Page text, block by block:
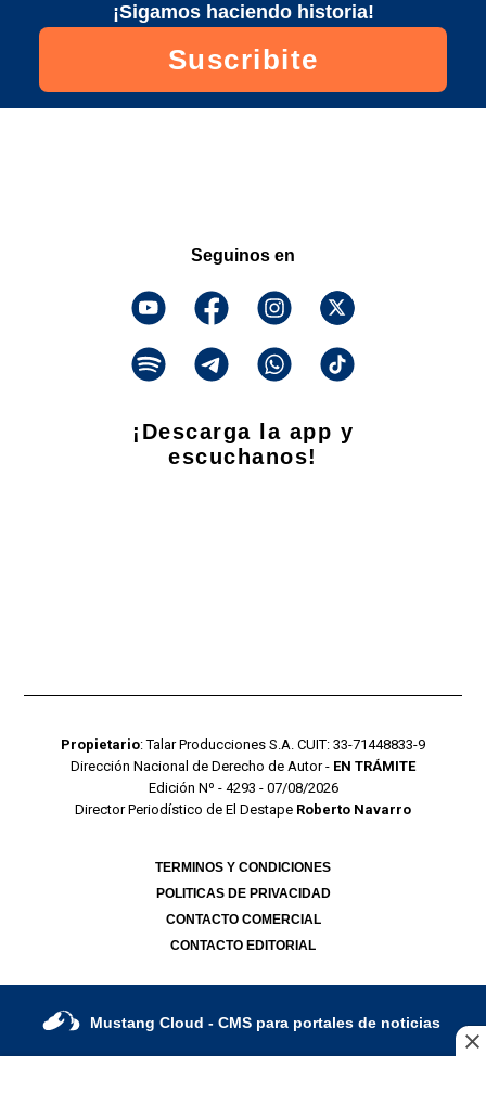
¡Sigamos haciendo historia!
Suscribite
Seguinos en
¡Descarga la app y
escuchanos!
Propietario: Talar Producciones S.A. CUIT: 33-71448833-9
Dirección Nacional de Derecho de Autor - EN TRÁMITE
Edición Nº - 4293 - 07/08/2026
Director Periodístico de El Destape Roberto Navarro
TERMINOS Y CONDICIONES
POLITICAS DE PRIVACIDAD
CONTACTO COMERCIAL
CONTACTO EDITORIAL
Mustang Cloud - CMS para portales de noticias